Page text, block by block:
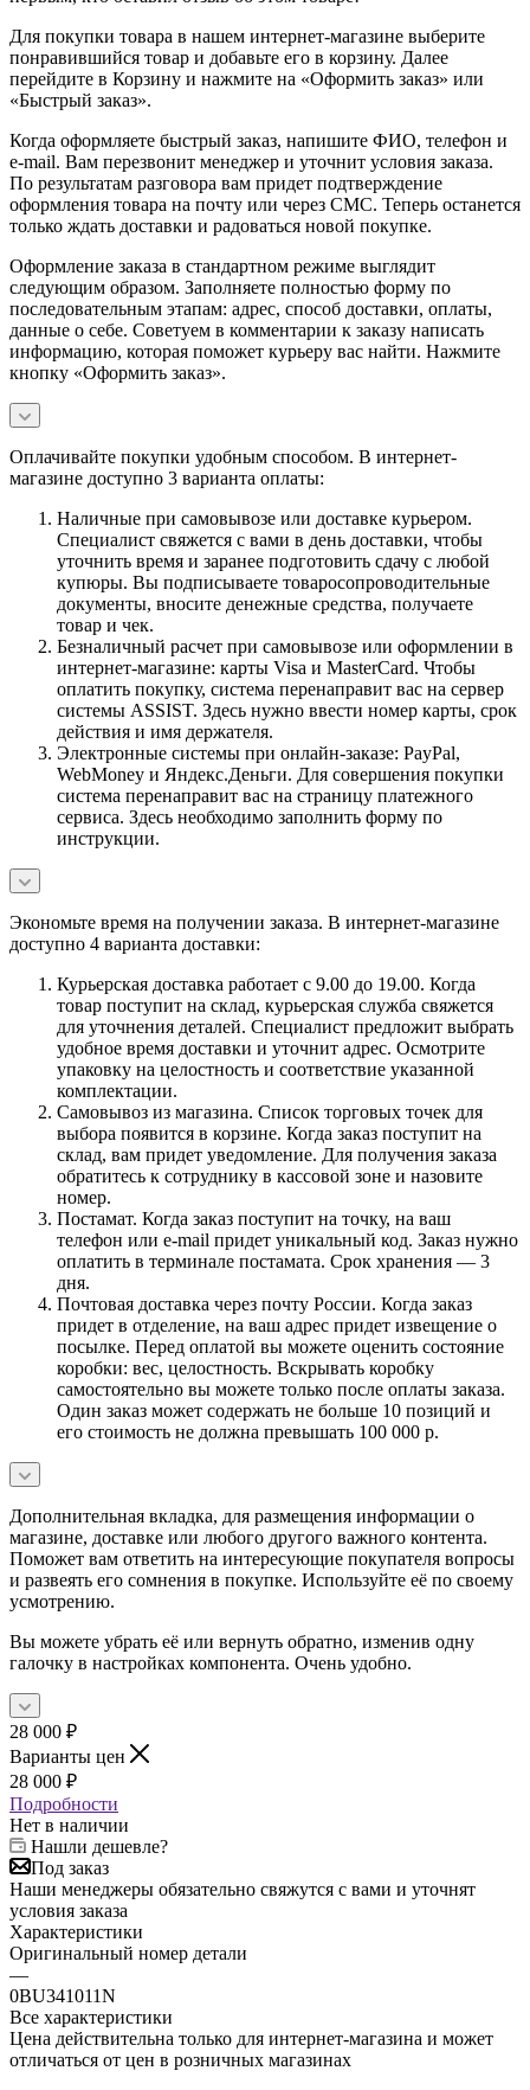
Для покупки товара в нашем интернет-магазине выберите
понравившийся товар и добавьте его в корзину. Далее
перейдите в Корзину и нажмите на «Оформить заказ» или
«Быстрый заказ».
Когда оформляете быстрый заказ, напишите ФИО, телефон и
e-mail. Вам перезвонит менеджер и уточнит условия заказа.
По результатам разговора вам придет подтверждение
оформления товара на почту или через СМС. Теперь останется
только ждать доставки и радоваться новой покупке.
Оформление заказа в стандартном режиме выглядит
следующим образом. Заполняете полностью форму по
последовательным этапам: адрес, способ доставки, оплаты,
данные о себе. Советуем в комментарии к заказу написать
информацию, которая поможет курьеру вас найти. Нажмите
кнопку «Оформить заказ».
Оплачивайте покупки удобным способом. В интернет-
магазине доступно 3 варианта оплаты:
Наличные при самовывозе или доставке курьером.
Специалист свяжется с вами в день доставки, чтобы
уточнить время и заранее подготовить сдачу с любой
купюры. Вы подписываете товаросопроводительные
документы, вносите денежные средства, получаете
товар и чек.
Безналичный расчет при самовывозе или оформлении в
интернет-магазине: карты Visa и MasterCard. Чтобы
оплатить покупку, система перенаправит вас на сервер
системы ASSIST. Здесь нужно ввести номер карты, срок
действия и имя держателя.
Электронные системы при онлайн-заказе: PayPal,
WebMoney и Яндекс.Деньги. Для совершения покупки
система перенаправит вас на страницу платежного
сервиса. Здесь необходимо заполнить форму по
инструкции.
Экономьте время на получении заказа. В интернет-магазине
доступно 4 варианта доставки:
Курьерская доставка работает с 9.00 до 19.00. Когда
товар поступит на склад, курьерская служба свяжется
для уточнения деталей. Специалист предложит выбрать
удобное время доставки и уточнит адрес. Осмотрите
упаковку на целостность и соответствие указанной
комплектации.
Самовывоз из магазина. Список торговых точек для
выбора появится в корзине. Когда заказ поступит на
склад, вам придет уведомление. Для получения заказа
обратитесь к сотруднику в кассовой зоне и назовите
номер.
Постамат. Когда заказ поступит на точку, на ваш
телефон или e-mail придет уникальный код. Заказ нужно
оплатить в терминале постамата. Срок хранения — 3
дня.
Почтовая доставка через почту России. Когда заказ
придет в отделение, на ваш адрес придет извещение о
посылке. Перед оплатой вы можете оценить состояние
коробки: вес, целостность. Вскрывать коробку
самостоятельно вы можете только после оплаты заказа.
Один заказ может содержать не больше 10 позиций и
его стоимость не должна превышать 100 000 р.
Дополнительная вкладка, для размещения информации о
магазине, доставке или любого другого важного контента.
Поможет вам ответить на интересующие покупателя вопросы
и развеять его сомнения в покупке. Используйте её по своему
усмотрению.
Вы можете убрать её или вернуть обратно, изменив одну
галочку в настройках компонента. Очень удобно.
28 000 ₽
Варианты цен
28 000 ₽
Подробности
Нет в наличии
Нашли дешевле?
Под заказ
Наши менеджеры обязательно свяжутся с вами и уточнят
условия заказа
Характеристики
Оригинальный номер детали
—
0BU341011N
Все характеристики
Цена действительна только для интернет-магазина и может
отличаться от цен в розничных магазинах